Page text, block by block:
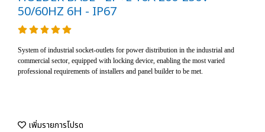
50/60HZ 6H - IP67
System of industrial socket-outlets for power distribution in the industrial and
commercial sector, equipped with locking device, enabling the most varied
professional requirements of installers and panel builder to be met.
เพิ่มรายการโปรด